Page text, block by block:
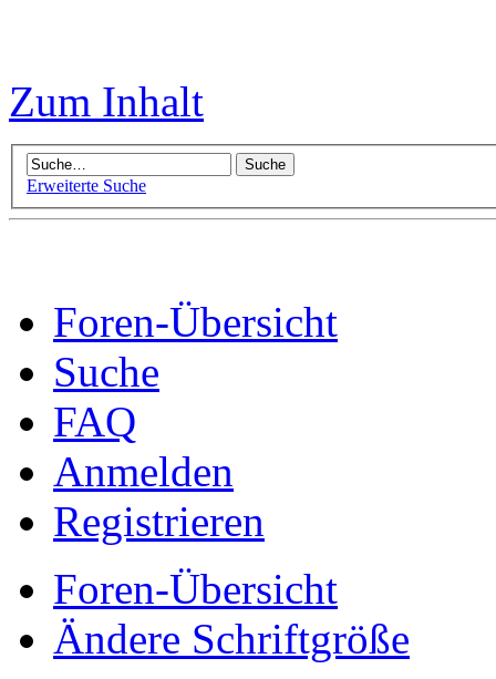
Zum Inhalt
Erweiterte Suche
Foren-Übersicht
Suche
FAQ
Anmelden
Registrieren
Foren-Übersicht
Ändere Schriftgröße